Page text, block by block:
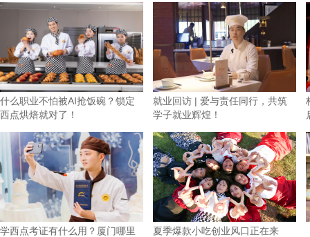
什么职业不怕被AI抢饭碗？锁定
西点烘焙就对了！
就业回访 | 爱与责任同行，共筑
学子就业辉煌！
学西点考证有什么用？厦门哪里
夏季爆款小吃创业风口正在来